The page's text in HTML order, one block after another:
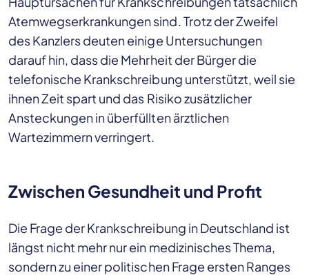
Atemwegserkrankungen sind. Trotz der Zweifel
des Kanzlers deuten einige Untersuchungen
darauf hin, dass die Mehrheit der Bürger die
telefonische Krankschreibung unterstützt, weil sie
ihnen Zeit spart und das Risiko zusätzlicher
Ansteckungen in überfüllten ärztlichen
Wartezimmern verringert.
Zwischen Gesundheit und Profit
Die Frage der Krankschreibung in Deutschland ist
längst nicht mehr nur ein medizinisches Thema,
sondern zu einer politischen Frage ersten Ranges